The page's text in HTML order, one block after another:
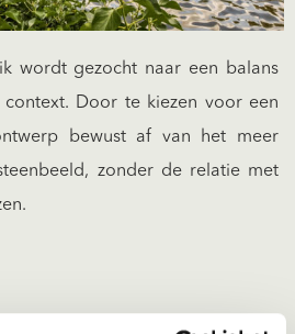
wordt gezocht naar een balans
Door te kiezen voor een
bewust af van het meer
zonder de relatie met